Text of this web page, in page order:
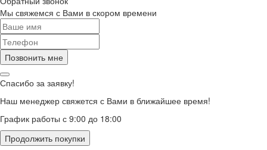
Мы свяжемся с Вами в скором времени
Позвонить мне
Спасибо за заявку!
Наш менеджер свяжется с Вами в ближайшее время!
График работы с 9:00 до 18:00
Продолжить покупки